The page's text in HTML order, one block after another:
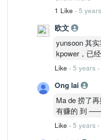
serba 有没有
了， 股价也
高， 难融资
话利息也很
那个大合约没
10% 的。。
套了 也自我
1 Like · 5 years
欧文
yunsoon 其
kpower，已
Like · 5 years ·
Ong lai
Ma de 捞了
有赚的 到
Like · 5 years ·